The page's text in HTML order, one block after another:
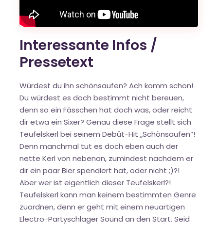
Interessante Infos /
Pressetext
Würdest du ihn schönsaufen? Ach komm schon!
Du würdest es doch bestimmt nicht bereuen,
denn so ein Fässchen hat doch was, oder reicht
dir etwa ein Sixer? Genau diese Frage stellt sich
Teufelskerl bei seinem Debüt-Hit „Schönsaufen“!
Denn manchmal tut es doch eben auch der
nette Kerl von nebenan, zumindest nachdem er
dir ein paar Bier spendiert hat, oder nicht ;)?!
Aber wer ist eigentlich dieser Teufelskerl?!
Teufelskerl kann man keinem bestimmten Genre
zuordnen, denn er geht mit einem neuartigen
Electro-Partyschlager Sound an den Start. Seid